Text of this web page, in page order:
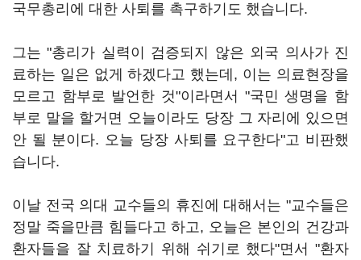
국무총리에 대한 사퇴를 촉구하기도 했습니다.
그는 "총리가 실력이 검증되지 않은 외국 의사가 진
료하는 일은 없게 하겠다고 했는데, 이는 의료현장을
모르고 함부로 발언한 것"이라면서 "국민 생명을 함
부로 말을 할거면 오늘이라도 당장 그 자리에 있으면
안 될 분이다. 오늘 당장 사퇴를 요구한다"고 비판했
습니다.
이날 전국 의대 교수들의 휴진에 대해서는 "교수들은
정말 죽을만큼 힘들다고 하고, 오늘은 본인의 건강과
환자들을 잘 치료하기 위해 쉬기로 했다"면서 "환자